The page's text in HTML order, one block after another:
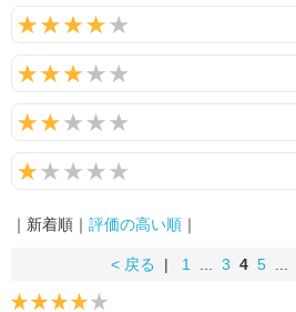
｜新着順｜ 評価の高い順 ｜
< 戻る | 1 3 4 5